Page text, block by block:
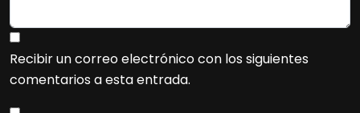
Recibir un correo electrónico con los siguientes
comentarios a esta entrada.